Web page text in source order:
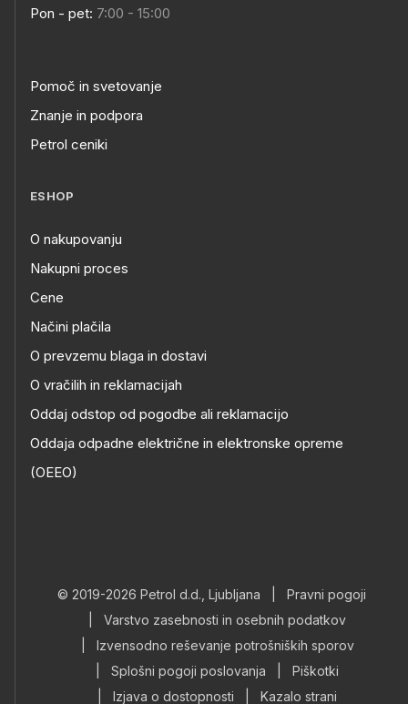
Pon - pet: 7:00 - 15:00
Pomoč in svetovanje
Znanje in podpora
Petrol ceniki
ESHOP
O nakupovanju
Nakupni proces
Cene
Načini plačila
O prevzemu blaga in dostavi
O vračilih in reklamacijah
Oddaj odstop od pogodbe ali reklamacijo
Oddaja odpadne električne in elektronske opreme
(OEEO)
© 2019-2026 Petrol d.d., Ljubljana
Pravni pogoji
Varstvo zasebnosti in osebnih podatkov
Izvensodno reševanje potrošniških sporov
Splošni pogoji poslovanja
Piškotki
Izjava o dostopnosti Kazalo strani